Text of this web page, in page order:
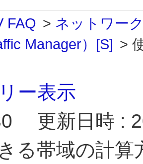
FAQ > ネットワー
Manager）[S] >
ー表示
更新日時 :
る帯域の計